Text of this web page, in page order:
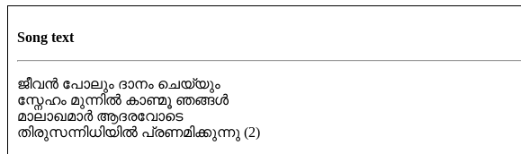
Song text
ജീവൻ പോലും ദാനം ചെയ്യും
സ്നേഹം മുന്നിൽ കാണ്മൂ ഞങ്ങൾ
മാലാഖമാർ ആദരവോടെ
തിരുസന്നിധിയിൽ പ്രണമിക്കുന്നു (2)